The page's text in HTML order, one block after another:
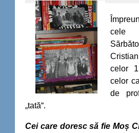
cele
celor
celor
de
„tată“.
Cei care doresc să fie Moș